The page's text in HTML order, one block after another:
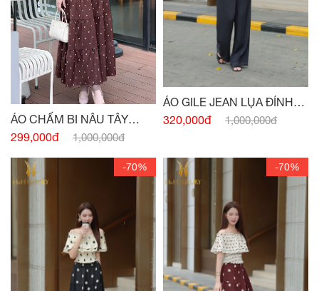
ÁO CHẤM BI NÂU TÂY
CHUN EO
299,000đ 1,000,000đ
ÁO GILE JEAN LỤA ĐÍNH
CÚC
320,000đ 1,000,000đ
-70% -70%